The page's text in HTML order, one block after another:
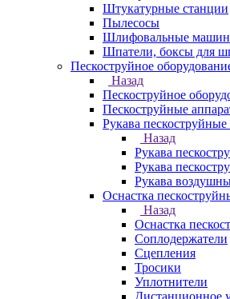
Штукатурные станции
Пылесосы
Шлифовальные
Шпатели, боксы для
Пескоструйное
Назад
Пескоструйное
Пескоструйные
Рукава пескоструйные
Назад
Рукава
Рукава
Рукава
Оснастка
Назад
Оснастка
Соплодержатели
Сцепления
Тросики
Уплотнители
Дистанционное